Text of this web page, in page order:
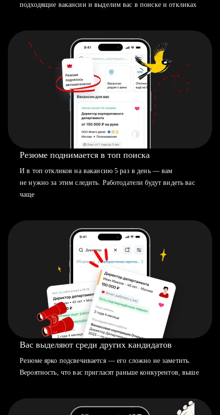
подходящие вакансии и выделим вас в поиске и откликах
Резюме поднимается в топ поиска
И в топ откликов на вакансию 5 раз в день — вам
не нужно за этим следить. Работодатели будут видеть вас
чаще
Вас выделяют среди других кандидатов
Резюме ярко подсвечивается — его сложно не заметить.
Вероятность, что вас пригласят раньше конкурентов, выше